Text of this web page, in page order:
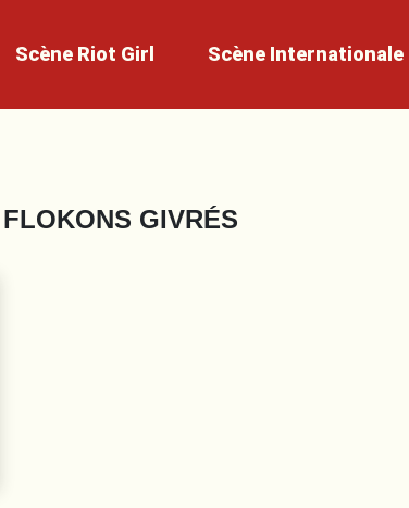
Scène Riot Girl Scène Internationale
FLOKONS GIVRÉS